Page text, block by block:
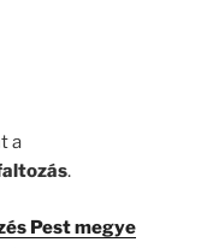
a
.
Pest megye